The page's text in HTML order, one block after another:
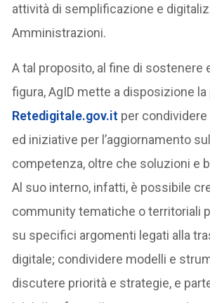
attività di semplificazione e
Amministrazioni.
A tal proposito, al fine di sostenere
figura, AgID mette a disposizione
Retedigitale.gov.it per
ed iniziative per l’aggiornamento
competenza, oltre che soluzioni e
Al suo interno, infatti, è possibile
community tematiche o territoriali
su specifici argomenti legati alla
digitale; condividere modelli e
discutere priorità e strategie, e